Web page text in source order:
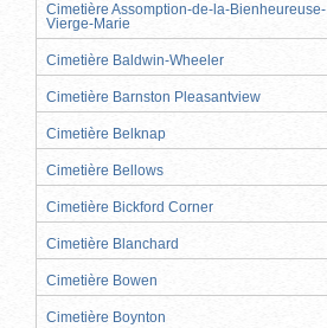
Cimetière Assomption-de-la-Bienheureuse-
Vierge-Marie
Cimetière Baldwin-Wheeler
Cimetière Barnston Pleasantview
Cimetière Belknap
Cimetière Bellows
Cimetière Bickford Corner
Cimetière Blanchard
Cimetière Bowen
Cimetière Boynton